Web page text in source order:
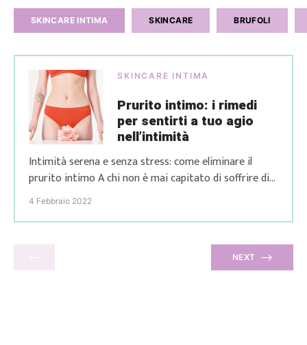
SKINCARE INTIMA SKINCARE BRUFOLI
SKINCARE INTIMA
Prurito intimo: i rimedi
per sentirti a tuo agio
nell’intimità
Intimità serena e senza stress: come eliminare il
prurito intimo A chi non è mai capitato di soffrire di
prurito intimo? Oltre ad essere fastidioso, a
in momenti particolari. Capita, infatti, a molte donne
di soffrire di irritazioni, prudore intimo e bruciore,
tutte situazioni che comportano immancabilmente
4 Febbraio 2022
NEXT